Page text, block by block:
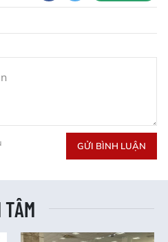
GỬI BÌNH LUẬN
TÂM